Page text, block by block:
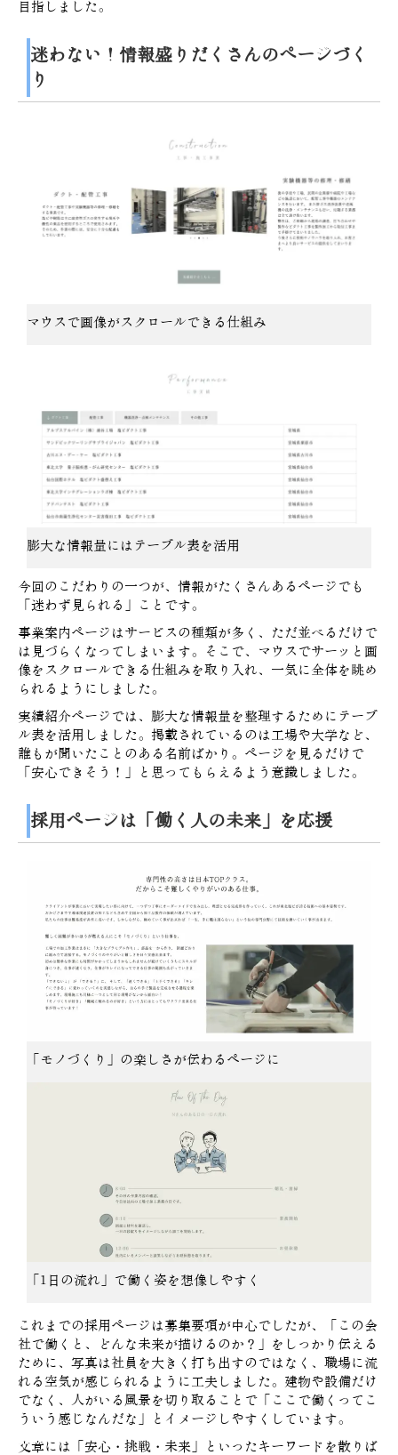
目指しました。
迷わない！情報盛りだくさんのページづく
り
マウスで画像がスクロールできる仕組み
膨大な情報量にはテーブル表を活用
今回のこだわりの一つが、情報がたくさんあるページでも
「迷わず見られる」ことです。
事業案内ページはサービスの種類が多く、ただ並べるだけで
は見づらくなってしまいます。そこで、マウスでサーッと画
像をスクロールできる仕組みを取り入れ、一気に全体を眺め
られるようにしました。
実績紹介ページでは、膨大な情報量を整理するためにテーブ
ル表を活用しました。掲載されているのは工場や大学など、
誰もが聞いたことのある名前ばかり。ページを見るだけで
「安心できそう！」と思ってもらえるよう意識しました。
採用ページは「働く人の未来」を応援
これまでの採用ページは募集要項が中心でしたが、「この会
社で働くと、どんな未来が描けるのか？」をしっかり伝える
ために、写真は社員を大きく打ち出すのではなく、職場に流
れる空気が感じられるように工夫しました。建物や設備だけ
でなく、人がいる風景を切り取ることで「ここで働くってこ
ういう感じなんだな」とイメージしやすくしています。
文章には「安心・挑戦・未来」といったキーワードを散りば
「モノづくり」の楽しさが伝わるページに
「1日の流れ」で働く姿を想像しやすく